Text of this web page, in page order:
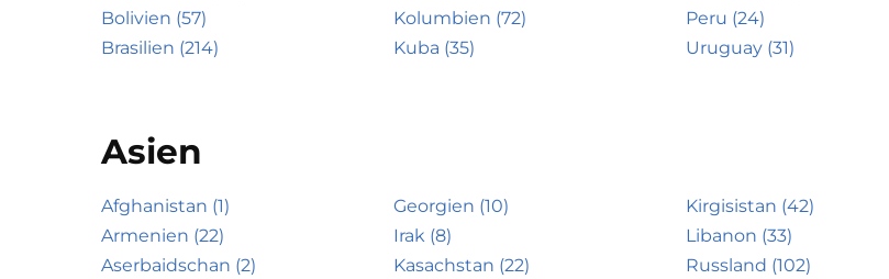
Bolivien (57)
Brasilien (214)
Kolumbien (72)
Kuba (35)
Peru (24)
Uruguay (31)
Asien
Afghanistan (1)
Armenien (22)
Aserbaidschan (2)
Georgien (10)
Irak (8)
Kasachstan (22)
Kirgisistan (42)
Libanon (33)
Russland (102)